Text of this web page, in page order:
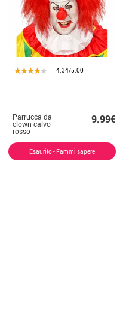
4.34/5.00
Parrucca da
clown calvo
rosso
9.99€
Esaurito - Fammi sapere